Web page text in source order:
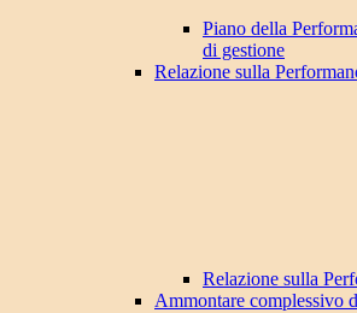
Piano della
di gestione
Relazione sulla
Relazione sulla
Ammontare complessivo